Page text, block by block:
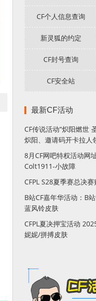
CF个人信息查询
新灵狐的约定
CF封号查询
CF安全站
最新CF活动
CF传说活动“炽阳燃世
炽阳、邀请码开卡拉人
8月CF网吧特权活动网
Colt1911-小故障
CFPL S28夏季赛总决
B站CF嘉年华活动：B
蓝风铃皮肤
CFPL夏决押宝活动
妮妮/拼搏皮肤